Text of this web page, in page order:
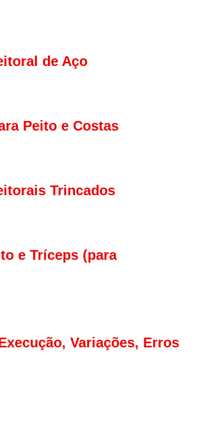
de Aço
Peito e Costas
Trincados
e Tríceps (para
Variações, Erros